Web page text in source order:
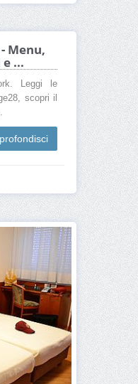
Menu,
...
Leggi le
scopri il